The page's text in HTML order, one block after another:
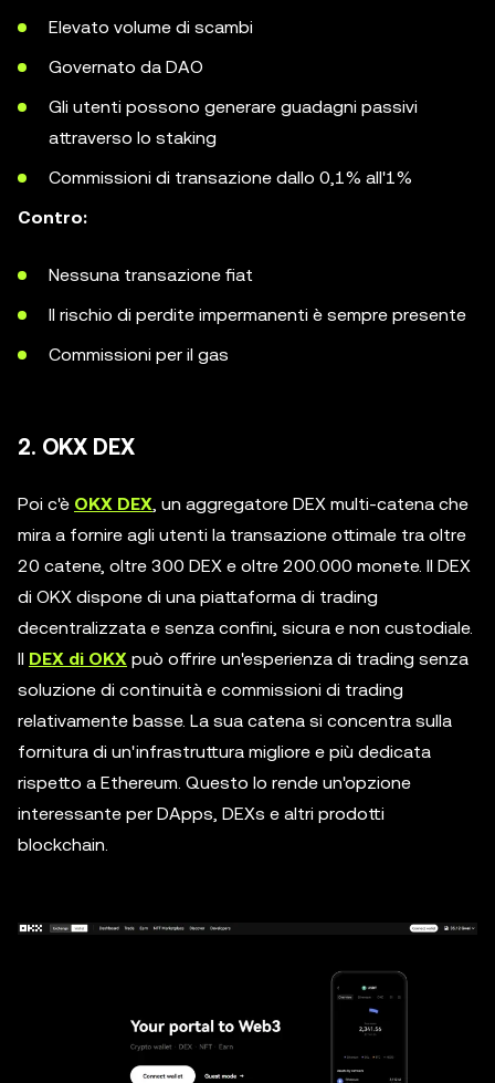
Elevato volume di scambi
Governato da DAO
Gli utenti possono generare guadagni passivi
attraverso lo staking
Commissioni di transazione dallo 0,1% all'1%
Contro:
Nessuna transazione fiat
Il rischio di perdite impermanenti è sempre presente
Commissioni per il gas
2. OKX DEX
Poi c'è OKX DEX , un aggregatore DEX multi-catena che
mira a fornire agli utenti la transazione ottimale tra oltre
20 catene, oltre 300 DEX e oltre 200.000 monete. Il DEX
di OKX dispone di una piattaforma di trading
decentralizzata e senza confini, sicura e non custodiale.
Il DEX di OKX può offrire un'esperienza di trading senza
soluzione di continuità e commissioni di trading
relativamente basse. La sua catena si concentra sulla
fornitura di un'infrastruttura migliore e più dedicata
rispetto a Ethereum. Questo lo rende un'opzione
interessante per DApps, DEXs e altri prodotti
blockchain.